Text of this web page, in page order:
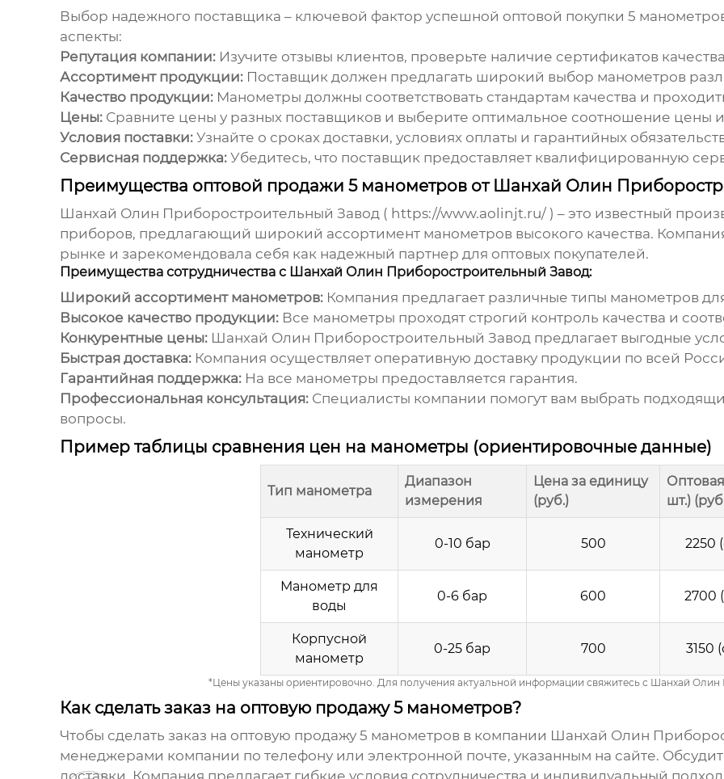
Выбор надежного поставщика – ключевой фактор успешной оптовой покупки 5
аспекты:
Репутация компании:Изучите отзывы клиентов, проверьте наличие сертификатов
Ассортимент продукции:Поставщик должен предлагать широкий выбор манометров
Качество продукции:Манометры должны соответствовать стандартам качества и
Цены:Сравните цены у разных поставщиков и выберите оптимальное соотношение цены и
Условия поставки:Узнайте о сроках доставки, условиях оплаты и гарантийных
Сервисная поддержка:Убедитесь, что поставщик предоставляет квалифицированную
Преимущества оптовой продажи 5 манометров от Шанхай Олин
Шанхай Олин Приборостроительный Завод ( https://www.aolinjt.ru/) – это известный
приборов, предлагающий широкий ассортимент манометров высокого качества.
рынке и зарекомендовала себя как надежный партнер для оптовых покупателей.
Преимущества сотрудничества с Шанхай Олин Приборостроительный Завод:
Широкий ассортимент манометров:Компания предлагает различные типы манометров
Высокое качество продукции:Все манометры проходят строгий контроль качества и
Конкурентные цены:Шанхай Олин Приборостроительный Завод предлагает выгодные
Быстрая доставка:Компания осуществляет оперативную доставку продукции по всей
Гарантийная поддержка:На все манометры предоставляется гарантия.
Профессиональная консультация:Специалисты компании помогут вам выбрать
вопросы.
Пример таблицы сравнения цен на манометры (ориентировочные данные)
Тип манометра
Диапазон
измерения
Цена за единицу
(руб.)
шт.)
Технический
манометр
0-10 бар 500 2250
Манометр для
воды
0-6 бар 600 2700
Корпусной
манометр
0-25 бар 700 3150
*Цены указаны ориентировочно. Для получения актуальной информации свяжитесь с Шанхай
Как сделать заказ на оптовую продажу 5 манометров?
Чтобы сделать заказ на оптовую продажу 5 манометровв компании Шанхай Олин
менеджерами компании по телефону или электронной почте, указанным на сайте.